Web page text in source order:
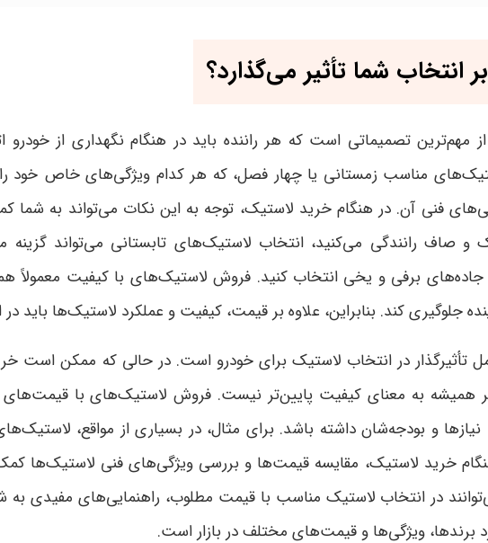
شما تأثیر می‌گذارد؟
تصمیماتی است که هر راننده باید در هنگام نگهداری از خودرو
مناسب زمستانی یا چهار فصل، که هر کدام ویژگی‌های خاص خود
فنی آن. در هنگام خرید لاستیک، توجه به این نکات می‌تواند به شما
صاف رانندگی می‌کنید، انتخاب لاستیک‌های تابستانی می‌تواند گزینه
برفی و یخی انتخاب کنید. فروش لاستیک‌های با کیفیت معمولاً
جلوگیری کند. بنابراین، علاوه بر قیمت، کیفیت و عملکرد لاستیک‌ها باید در
تأثیرگذار در انتخاب لاستیک برای خودرو است. در حالی که ممکن است
همیشه به معنای کیفیت پایین‌تر نیست. فروش لاستیک‌های با قیمت‌های
و بودجه‌شان داشته باشد. برای مثال، در بسیاری از مواقع،
خرید لاستیک، مقایسه قیمت‌ها و بررسی ویژگی‌های فنی لاستیک‌ها
در انتخاب لاستیک مناسب با قیمت مطلوب، راهنمایی‌های مفیدی
برندها، ویژگی‌ها و قیمت‌های مختلف در بازار است.